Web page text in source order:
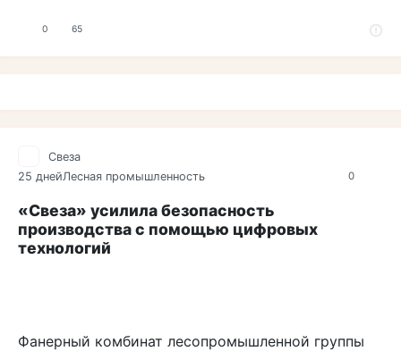
0 65
0
Свеза
25 днейЛесная промышленность
«Свеза» усилила безопасность
производства с помощью цифровых
технологий
Фанерный комбинат лесопромышленной группы